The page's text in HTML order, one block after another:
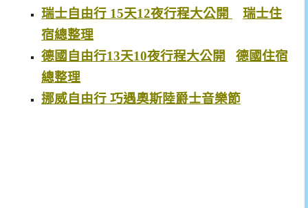
瑞士自由行 15天12夜行程大公開
瑞士住
宿總整理
德國自由行13天10夜行程大公開
德國住宿
總整理
挪威自由行 巧遇奧斯陸爵士音樂節